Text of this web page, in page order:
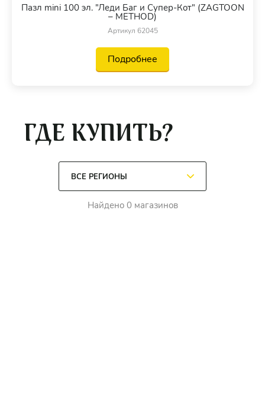
Пазл mini 100 эл. "Леди Баг и Супер-Кот" (ZAGTOON
– METHOD)
Артикул 62045
Подробнее
ГДЕ КУПИТЬ?
Найдено 0 магазинов